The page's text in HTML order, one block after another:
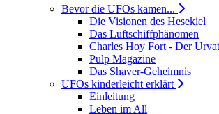
Bevor die UFOs kamen...
Die Visionen des Hesekiel
Das Luftschiffphänomen
Charles Hoy Fort - Der
Pulp Magazine
Das Shaver-Geheimnis
UFOs kinderleicht erklärt
Einleitung
Leben im All